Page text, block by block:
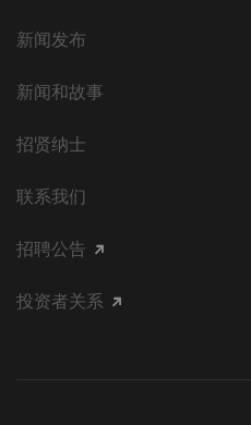
新闻发布
新闻和故事
招贤纳士
联系我们
招聘公告
投资者关系